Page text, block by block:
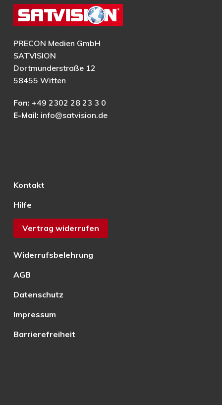
PRECON Medien GmbH
SATVISION
Dortmunderstraße 12
58455 Witten
Fon: +49 2302 28 23 3 0
E-Mail: info@satvision.de
Kontakt
Hilfe
Vertrag widerrufen
Widerrufsbelehrung
AGB
Datenschutz
Impressum
Barrierefreiheit